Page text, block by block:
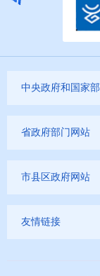
中央政府和国家
省政府部门网站
市县区政府网站
友情链接